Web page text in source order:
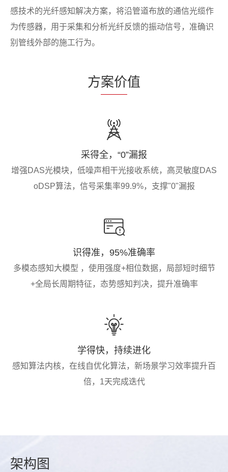
感技术的光纤感知解决方案，将沿管道布放的通信光缆作
为传感器，用于采集和分析光纤反馈的振动信号，准确识
别管线外部的施工行为。
方案价值
采得全，“0”漏报
增强DAS光模块，低噪声相干光接收系统，高灵敏度DAS
oDSP算法，信号采集率99.9%，支撑"0"漏报
识得准，95%准确率
多模态感知大模型 ，使用强度+相位数据，局部短时细节
+全局长周期特征，态势感知判决，提升准确率
学得快，持续进化
感知算法内核，在线自优化算法，新场景学习效率提升百
倍，1天完成迭代
架构图